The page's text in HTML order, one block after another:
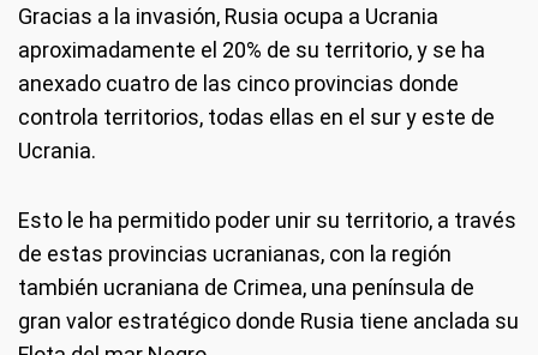
Gracias a la invasión, Rusia ocupa a Ucrania
aproximadamente el 20% de su territorio, y se ha
anexado cuatro de las cinco provincias donde
controla territorios, todas ellas en el sur y este de
Ucrania.
Esto le ha permitido poder unir su territorio, a través
de estas provincias ucranianas, con la región
también ucraniana de Crimea, una península de
gran valor estratégico donde Rusia tiene anclada su